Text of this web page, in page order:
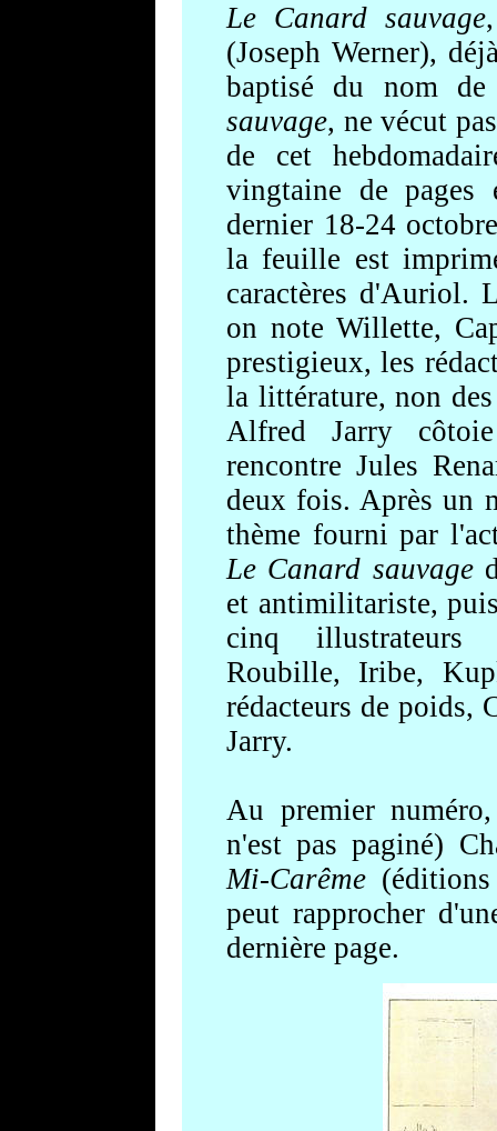
Le Canard sauvage
(Joseph Werner),
baptisé du nom
sauvage, ne vécut
de cet
vingtaine de
dernier 18-24
la feuille est
caractères d'Auriol.
on note Willette,
prestigieux, les
la littérature, non
Alfred Jarry
rencontre Jules
deux fois. Après un
thème fourni par
Le Canard sauvage
et antimilitariste,
cinq illustrateurs
Roubille, Iribe,
rédacteurs de poids,
Jarry.
Au premier
n'est pas paginé)
Mi-Carême
peut rapprocher
dernière page.